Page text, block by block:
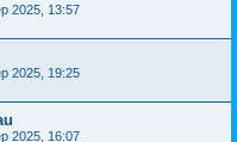
2025, 13:57
2025, 19:25
2025, 16:07